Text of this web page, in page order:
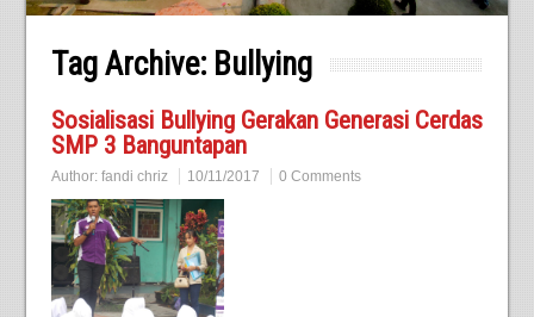
Tag Archive: Bullying
Sosialisasi Bullying Gerakan Generasi Cerdas
SMP 3 Banguntapan
Author: fandi chriz 10/11/2017 0 Comments